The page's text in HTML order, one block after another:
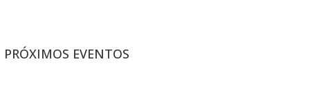
PRÓXIMOS EVENTOS